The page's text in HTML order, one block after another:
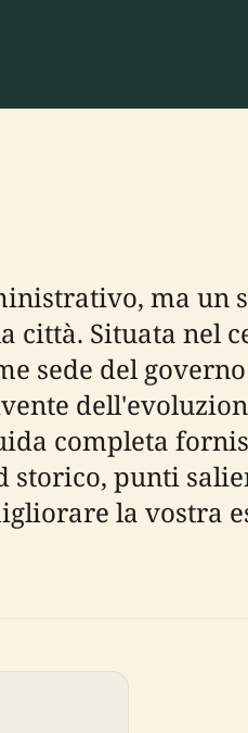
ma un
Situata nel
sede del
completa
punti
la vostra